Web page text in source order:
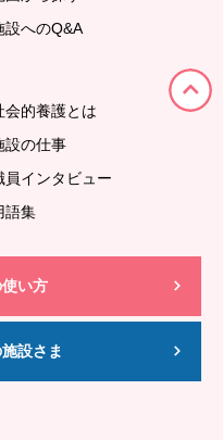
設へのQ&A
会的養護とは
設の仕事
員インタビュー
語集
い方
設さま